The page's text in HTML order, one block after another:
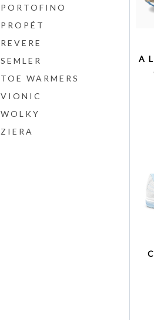
PORTOFINO
PROPÉT
REVERE
SEMLER
TOE WARMERS
VIONIC
WOLKY
ZIERA